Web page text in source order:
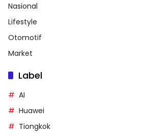
Nasional
Lifestyle
Otomotif
Market
Label
AI
Huawei
Tiongkok